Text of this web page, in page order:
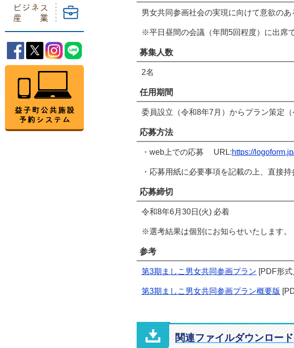
ビジネス
産業
益子町Facebook
益子町Twitter
益子町Instagram
益子町公共施設予約システム
男女共同参画社会の実現に向けて意欲の
※平日昼間の会議（年間5回程度）に出席
募集人数
2名
任用期間
委員設立（令和8年7月）からプラン策定
応募方法
・web上での応募 URL:https://
・応募用紙に必要事項を記載の上、直接
応募締切
令和8年6月30日(火) 必着
※選考結果は個別にお知らせいたします。
参考
第3期ましこ男女共同参画プラン [PDF形
第3期ましこ男女共同参画プラン概要版
関連ファイルダウンロード